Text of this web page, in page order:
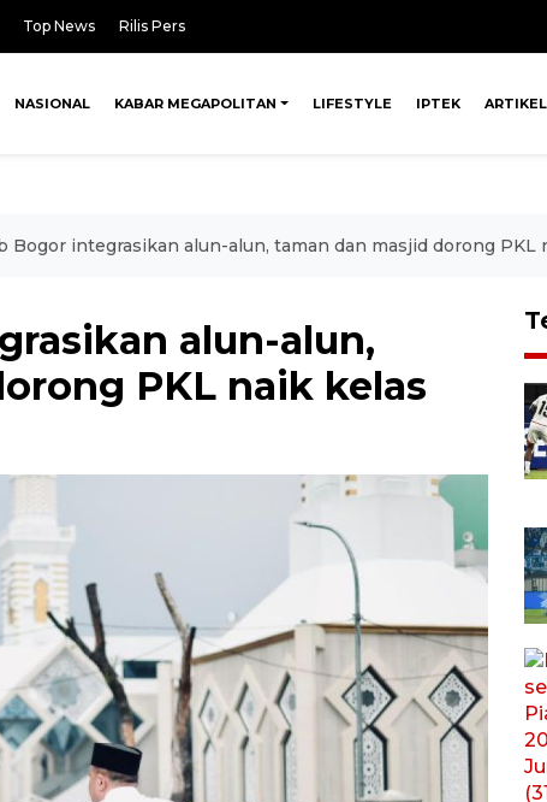
Top News Rilis Pers
NASIONAL KABAR MEGAPOLITAN LIFESTYLE IPTEK ARTIKEL
Bogor integrasikan alun-alun, taman dan masjid dorong PKL
alun-alun,
PKL naik kelas